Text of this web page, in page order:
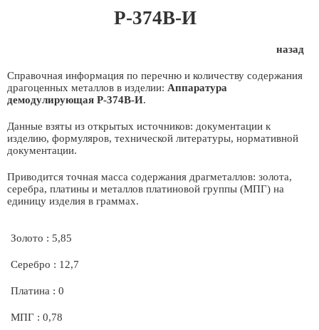
Р-374В-И
назад
Справочная информация по перечню и количеству содержания
драгоценных металлов в изделии: Аппаратура
демодулирующая Р-374В-И.
Данные взяты из открытых источников: документации к
изделию, формуляров, технической литературы, нормативной
документации.
Приводится точная масса содержания драгметаллов: золота,
серебра, платины и металлов платиновой группы (МПГ) на
единицу изделия в граммах.
Золото : 5,85
Серебро : 12,7
Платина : 0
МПГ : 0,78